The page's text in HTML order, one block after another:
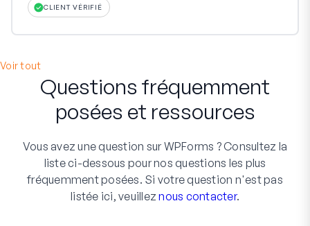
CLIENT VÉRIFIÉ
Voir tout
Questions fréquemment
posées et ressources
Vous avez une question sur WPForms ? Consultez la
liste ci-dessous pour nos questions les plus
fréquemment posées. Si votre question n'est pas
listée ici, veuilleznous contacter.